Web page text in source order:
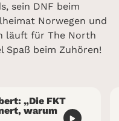
sein DNF beim
Norwegen und
läuft für The North
Spaß beim Zuhören!
„Die FKT
warum